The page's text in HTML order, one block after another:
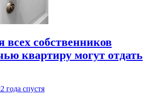
всех собственников
квартиру могут отдать
2 года спустя